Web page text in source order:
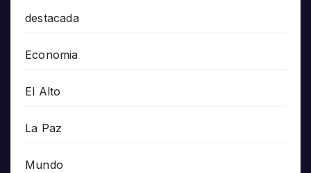
destacada
Economia
El Alto
La Paz
Mundo